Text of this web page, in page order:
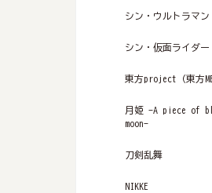
シン・ウルトラマン
シン・仮面ライダー
東方project（東方
月姫 -A piece of
moon-
刀剣乱舞
NIKKE